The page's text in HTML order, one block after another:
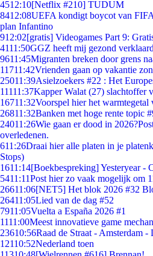
4512:10[Netflix #210] TUDUM
8412:08UEFA kondigt boycot van
plan Infantino
912:02[gratis] Videogames Part 9:
4111:50GGZ heeft mij gezond
9611:45Migranten breken door grens
11711:42Vrienden gaan op vakantie
25011:39Asielzoekers #22 : Het
11111:37Kapper Walat (27) slachtoffer
16711:32Voorspel hier het warmtegetal
26811:32Banken met hoge rente topic
24011:26Wie gaan er dood in
overledenen.
611:26Draai hier alle platen in je
Stops)
1611:14[Boekbespreking] Yesteryear -
5411:11Post hier zo vaak mogelijk om
26611:06[NET5] Het blok 2026 #32
26411:05Lied van de dag #52
7911:05Vuelta a España 2026 #1
1111:00Meest innovatieve game
23610:56Raad de Straat - Amsterdam -
12110:52Nederland toen